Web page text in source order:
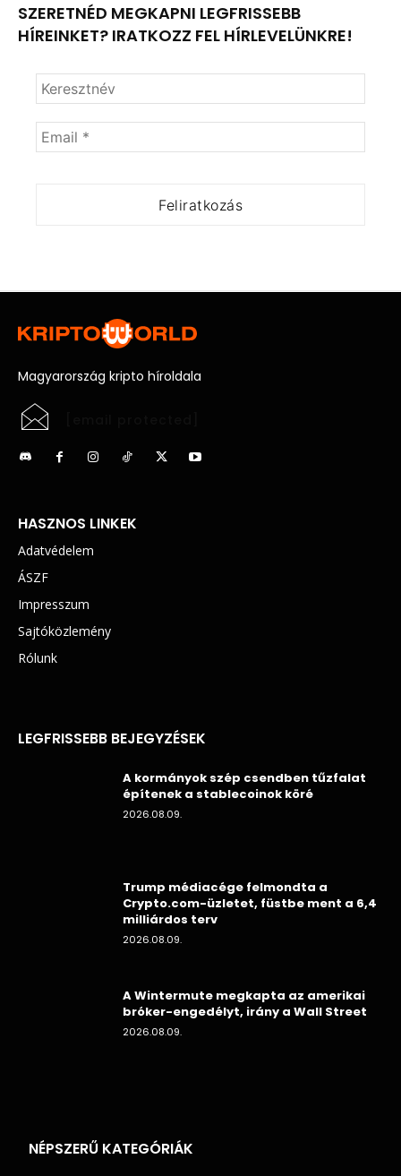
SZERETNÉD MEGKAPNI LEGFRISSEBB
HÍREINKET? IRATKOZZ FEL HÍRLEVELÜNKRE!
Magyarország kripto híroldala
HASZNOS LINKEK
Adatvédelem
ÁSZF
Impresszum
Sajtóközlemény
Rólunk
LEGFRISSEBB BEJEGYZÉSEK
A kormányok szép csendben tűzfalat
építenek a stablecoinok köré
2026.08.09.
Trump médiacége felmondta a
Crypto.com-üzletet, füstbe ment a 6,4
milliárdos terv
2026.08.09.
A Wintermute megkapta az amerikai
bróker-engedélyt, irány a Wall Street
2026.08.09.
NÉPSZERŰ KATEGÓRIÁK